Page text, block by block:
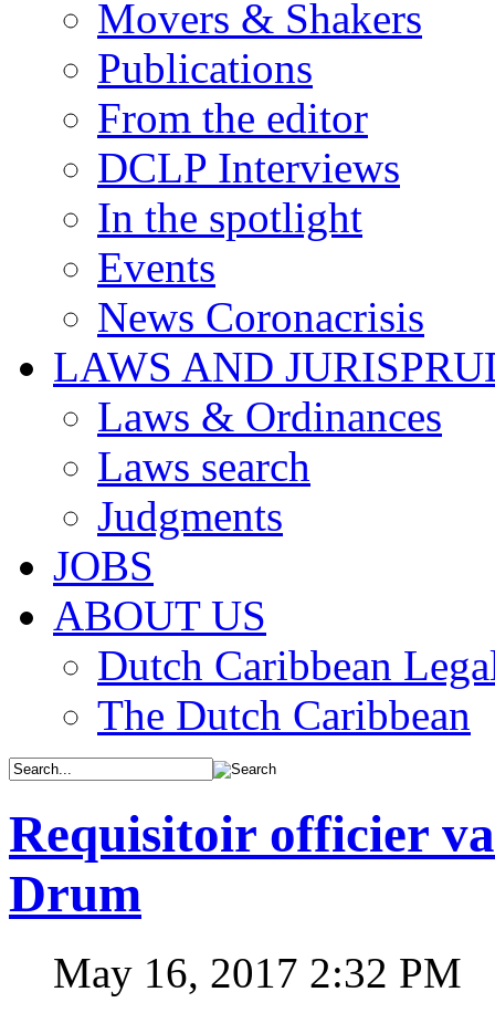
Movers & Shakers
Publications
From the editor
DCLP Interviews
In the spotlight
Events
News Coronacrisis
LAWS AND
Laws & Ordinances
Laws search
Judgments
JOBS
ABOUT US
Dutch Caribbean
The Dutch Caribbean
Requisitoir officier
Drum
May 16, 2017 2:32 PM